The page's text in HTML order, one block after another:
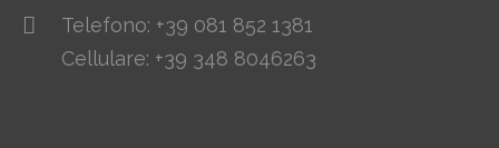
Telefono: +39 081 852 1381
Cellulare: +39 348 8046263